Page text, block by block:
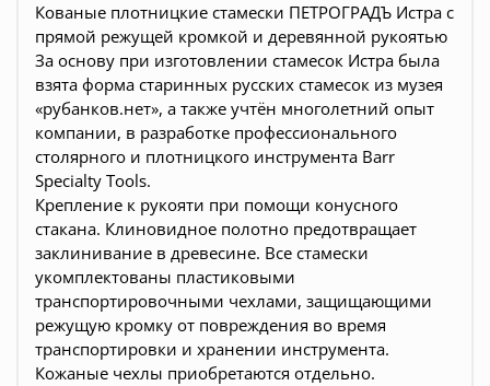
Кованые плотницкие стамески ПЕТРОГРАДЪ Истра с
прямой режущей кромкой и деревянной рукоятью
За основу при изготовлении стамесок Истра была
взята форма старинных русских стамесок из музея
«рубанков.нет», а также учтён многолетний опыт
компании, в разработке профессионального
столярного и плотницкого инструмента Barr
Specialty Tools.
Крепление к рукояти при помощи конусного
стакана. Клиновидное полотно предотвращает
заклинивание в древесине. Все стамески
укомплектованы пластиковыми
транспортировочными чехлами, защищающими
режущую кромку от повреждения во время
транспортировки и хранении инструмента.
Кожаные чехлы приобретаются отдельно.